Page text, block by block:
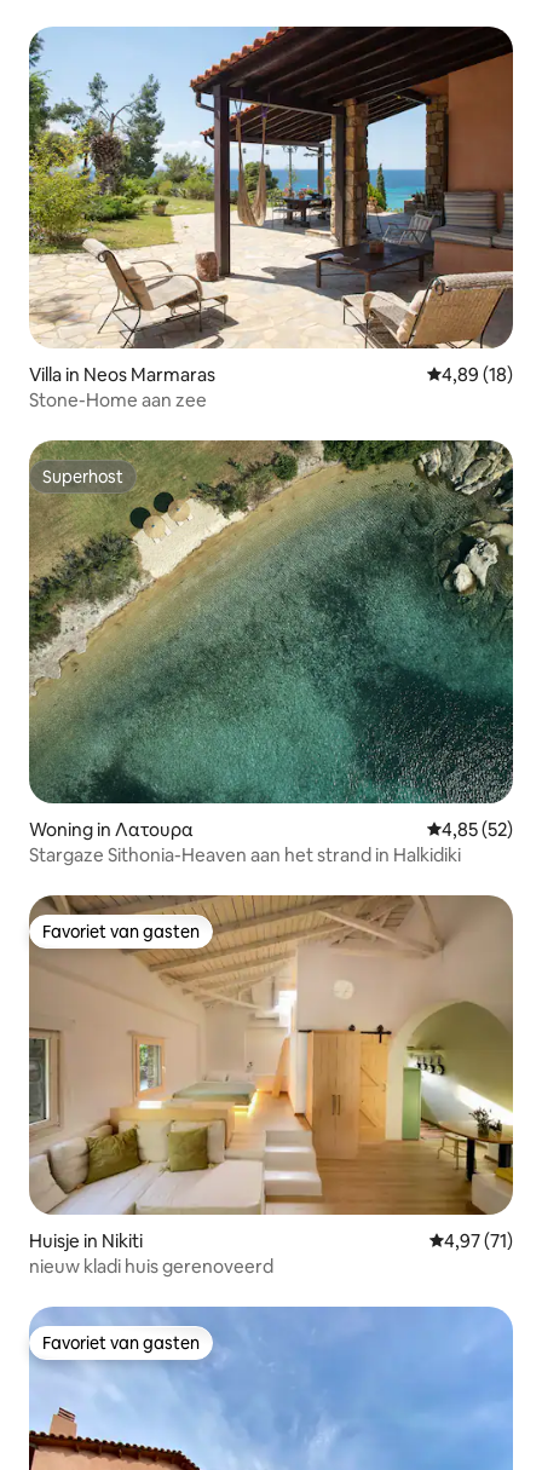
Villa in Neos Marmaras Gemiddelde
4,89 (18)
Stone-Home aan zee
Superhost
Superhost
Woning in Λατουρα Gemiddelde
4,85 (52)
Stargaze Sithonia-Heaven aan het strand in Halkidiki
Favoriet van gasten
Favoriet van gasten
Huisje in Nikiti Gemiddelde
4,97 (71)
nieuw kladi huis gerenoveerd
Favoriet van gasten
Favoriet van gasten